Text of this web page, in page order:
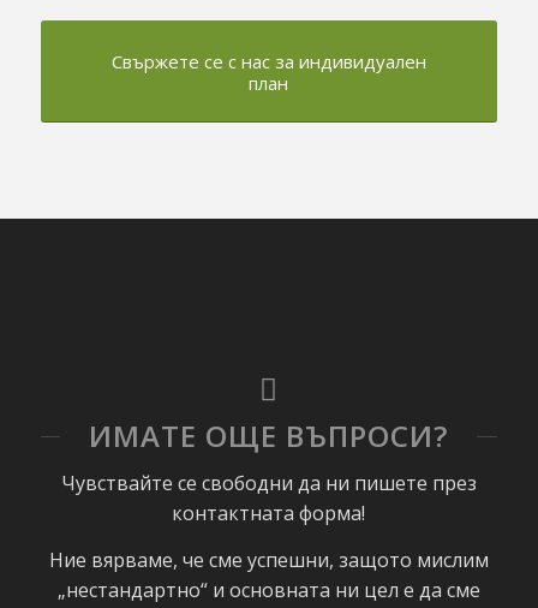
Свържете се с нас за индивидуален
план
ИМАТЕ ОЩЕ ВЪПРОСИ?
Чувствайте се свободни да ни пишете през
контактната форма!
Ние вярваме, че сме успешни, защото мислим
„нестандартно“ и основната ни цел е да сме